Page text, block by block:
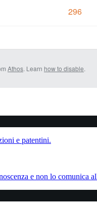
296
Athos. Learn how to disable.
e patentini.
e non lo comunica